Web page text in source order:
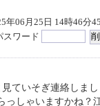
年06月25日 14時46分
スワード
ていそぎ連絡しまし
っしゃいますかね？